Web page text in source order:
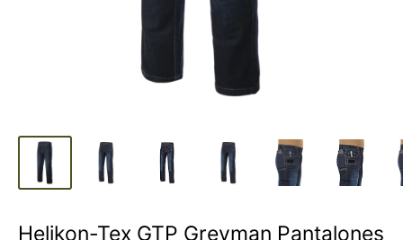
Helikon-Tex GTP Greyman Pantalones